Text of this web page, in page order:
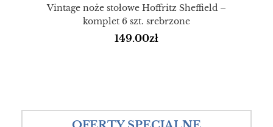
Vintage noże stołowe Hoffritz Sheffield –
komplet 6 szt. srebrzone
149.00zł